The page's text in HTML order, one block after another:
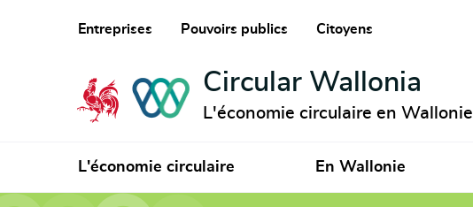
Entreprises Pouvoirs publics Citoyens
Circular Wallonia
L'économie circulaire en Wallonie
L'économie circulaire En Wallonie